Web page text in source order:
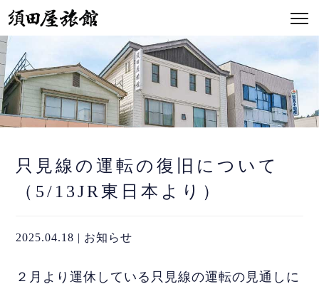
只見線の運転の復旧について
（5/13JR東日本より）
2025.04.18 | お知らせ
２月より運休している只見線の運転の見通しに